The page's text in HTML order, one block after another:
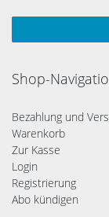
Shop-
Bezahlung und
Warenkorb
Zur Kasse
Login
Registrierung
Abo kündigen